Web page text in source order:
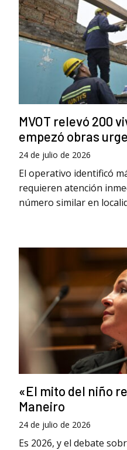
MVOT relevó 200
empezó obras
24 de julio de 2026
El operativo identificó
requieren atención
número similar en
«El mito del niño
Maneiro
24 de julio de 2026
Es 2026, y el debate